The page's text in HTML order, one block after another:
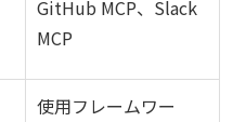
GitHub MCP、Slack
MCP
使用フレームワー